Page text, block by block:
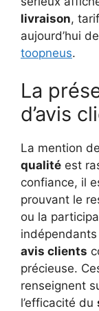
livraison,
aujourd’hui
toopneus.
La
d’avis
La mention de
qualité est
confiance, il
prouvant le
ou la
indépendants
avis clients
précieuse.
renseignent
l’efficacité du